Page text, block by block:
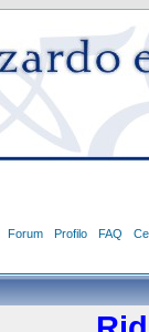
Forum Profilo FAQ